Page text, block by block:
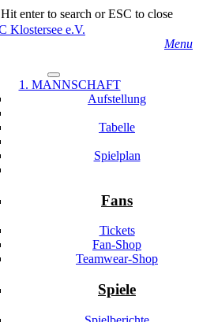
Hit enter to search or ESC to close
Menu
1. MANNSCHAFT
Aufstellung
Tabelle
Spielplan
Fans
Tickets
Fan-Shop
Teamwear-Shop
Spiele